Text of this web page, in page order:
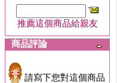
推薦這個商品給親友
商品評論
請寫下您對這個商品